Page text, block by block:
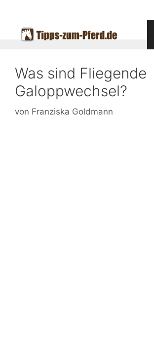
springen
Was sind Fliegende
Galoppwechsel?
von Franziska Goldmann